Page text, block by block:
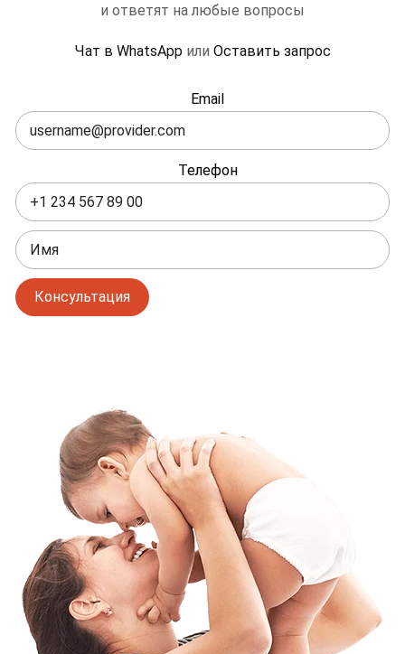
и ответят на любые вопросы
Чат в WhatsAppили Оставить запрос
это
поле
Email
Телефон
Консультация